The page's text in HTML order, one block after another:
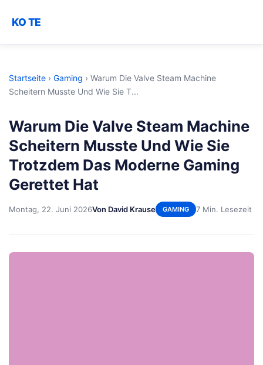
KO TE
Startseite › Gaming › Warum Die Valve Steam Machine
Scheitern Musste Und Wie Sie T...
Warum Die Valve Steam Machine
Scheitern Musste Und Wie Sie
Trotzdem Das Moderne Gaming
Gerettet Hat
Montag, 22. Juni 2026Von David Krause GAMING 7 Min. Lesezeit